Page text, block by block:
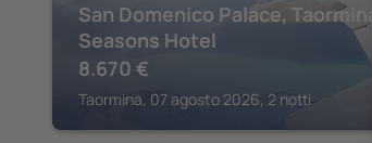
San Domenico Palace,
Seasons Hotel
8.670 €
Taormina, 07 agosto 2026, 2 notti